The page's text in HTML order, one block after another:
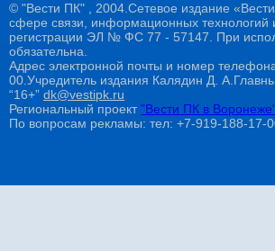
© "Вести ПК" , 2004.Сетевое издание
сфере связи, информационных технологий
регистрации ЭЛ № ФС 77 - 57147. При
обязательна.
Адрес электронной почты и номер
00.Учредитель издания Калядин Д.
“16+” dk@vestipk.ru
Региональный проект"Вести ПК в
По вопросам рекламы: тел: +7-919-188-17-